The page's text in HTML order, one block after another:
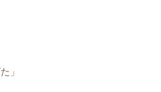
」